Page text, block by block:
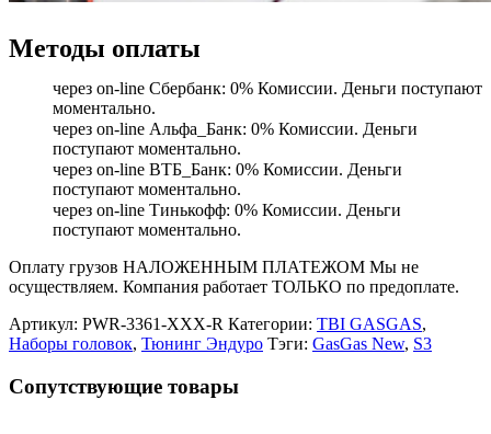
Методы оплаты
через on-line Сбербанк: 0% Комиссии. Деньги поступают
моментально.
через on-line Альфа_Банк: 0% Комиссии. Деньги
поступают моментально.
через on-line ВТБ_Банк: 0% Комиссии. Деньги
поступают моментально.
через on-line Тинькофф: 0% Комиссии. Деньги
поступают моментально.
Оплату грузов НАЛОЖЕННЫМ ПЛАТЕЖОМ Мы не
осуществляем. Компания работает ТОЛЬКО по предоплате.
Артикул: PWR-3361-XXX-R Категории: TBI GASGAS,
Наборы головок, Тюнинг Эндуро Тэги: GasGas New, S3
Сопутствующие товары